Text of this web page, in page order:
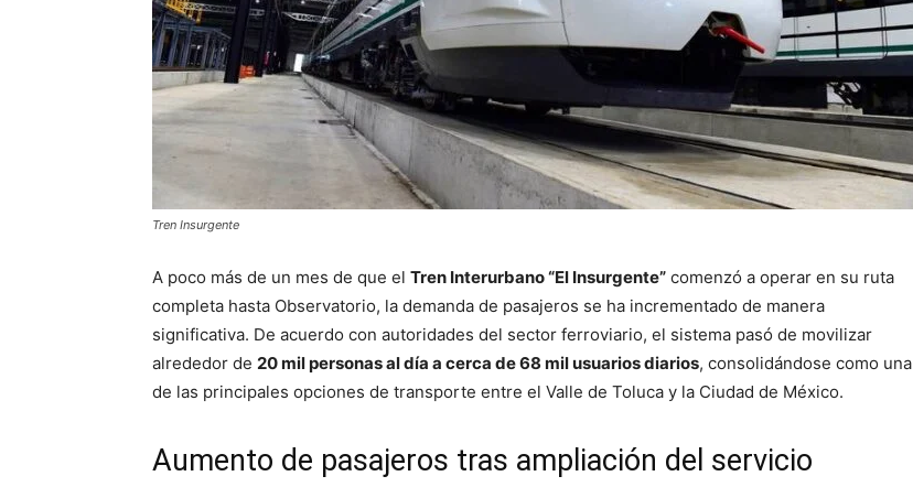
Tren Insurgente
A poco más de un mes de que el Tren Interurbano “El Insurgente” comenzó a operar en su ruta
completa hasta Observatorio, la demanda de pasajeros se ha incrementado de manera
significativa. De acuerdo con autoridades del sector ferroviario, el sistema pasó de movilizar
alrededor de 20 mil personas al día a cerca de 68 mil usuarios diarios, consolidándose como una
de las principales opciones de transporte entre el Valle de Toluca y la Ciudad de México.
Aumento de pasajeros tras ampliación del servicio